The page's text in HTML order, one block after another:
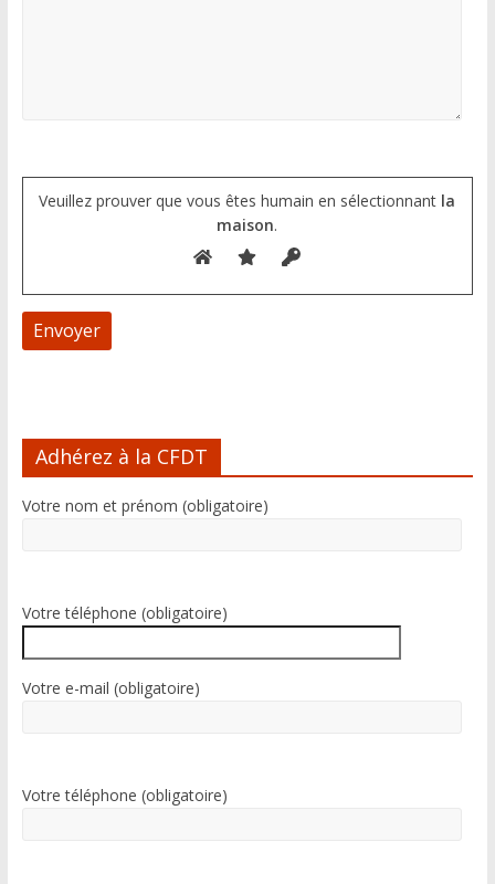
Veuillez prouver que vous êtes humain en sélectionnant la
maison.
l
e
r
i
v
e
:
Adhérez à la CFDT
Votre nom et prénom (obligatoire)
Votre téléphone (obligatoire)
Votre e-mail (obligatoire)
Votre téléphone (obligatoire)